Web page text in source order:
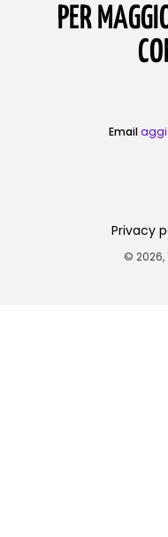
PER
Email
Privacy
© 2026,